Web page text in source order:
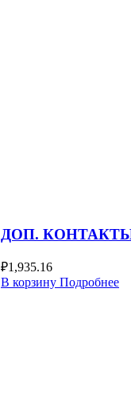
ДОП. КОНТАКТЫ
₽1,935.16
В корзину Подробнее